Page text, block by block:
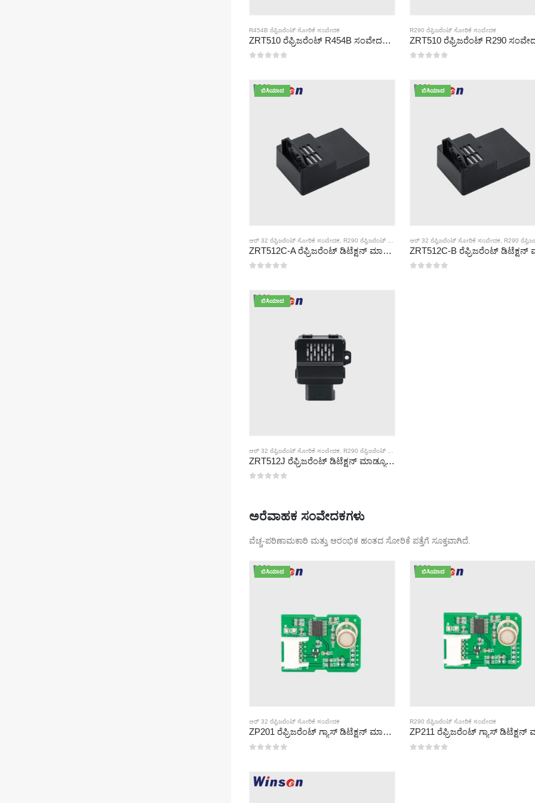
R454B ರೆಫ್ರಿಜರೆಂಟ್ ಸೋರಿಕೆ ಸಂವೇದಕ
ZRT510 ರೆಫ್ರಿಜರೆಂಟ್ R454B ಸಂವೇದಕ ಮಾಡ್ಯೂಲ್-ಹೆಚ್ಚಿನ ಕಾರ್ಯಕ್ಷಮತೆಯ NDIR ರೆಫ್ರಿಜರೆಂಟ್ ಸಂವೇದಕ
R290 ರೆಫ್ರಿಜರೆಂಟ್ ಸೋರಿಕೆ ಸಂವೇದಕ
ಬಿಸಿಯಾದ
ಆರ್ 32 ರೆಫ್ರಿಜರೆಂಟ್ ಸೋರಿಕೆ ಸಂವೇದಕ R290 ರೆಫ್ರಿಜರೆಂಟ್ ಸೋರಿಕೆ ಸಂವೇದಕ ,R454B ರೆಫ್ರಿಜರೆಂಟ್ ಸೋರಿಕೆ ಸಂವೇದಕ
ZRT512C-A ರೆಫ್ರಿಜರೆಂಟ್ ಡಿಟೆಕ್ಷನ್ ಮಾಡ್ಯೂಲ್ | R32, R454B, R290 | ಗಾಗಿ NDIR ಅನಿಲ ಸಂವೇದಕ ವಿಶಾಲ ವೋಲ್ಟೇಜ್ ವಿದ್ಯುತ್ ಸರಬರಾಜು
ಬಿಸಿಯಾದ
ಆರ್ 32 ರೆಫ್ರಿಜರೆಂಟ್ ಸೋರಿಕೆ ಸಂವೇದಕ R290 ರೆಫ್ರಿಜರೆಂಟ್
ಬಿಸಿಯಾದ
ಆರ್ 32 ರೆಫ್ರಿಜರೆಂಟ್ ಸೋರಿಕೆ ಸಂವೇದಕ R290 ರೆಫ್ರಿಜರೆಂಟ್ ಸೋರಿಕೆ ಸಂವೇದಕ
ZRT512J ರೆಫ್ರಿಜರೆಂಟ್ ಡಿಟೆಕ್ಷನ್ ಮಾಡ್ಯೂಲ್ | R32, R454B, R290 | ಗಾಗಿ NDIR ಅನಿಲ ಸಂವೇದಕ RS485 ಸಂವಹನ
ಅರೆವಾಹಕ ಸಂವೇದಕಗಳು
ವೆಚ್ಚ-ಪರಿಣಾಮಕಾರಿ ಮತ್ತು ಆರಂಭಿಕ ಹಂತದ ಸೋರಿಕೆ ಪತ್ತೆಗೆ ಸೂಕ್ತವಾಗಿದೆ.
ಬಿಸಿಯಾದ
ಆರ್ 32 ರೆಫ್ರಿಜರೆಂಟ್ ಸೋರಿಕೆ ಸಂವೇದಕ
ZP201 ರೆಫ್ರಿಜರೆಂಟ್ ಗ್ಯಾಸ್ ಡಿಟೆಕ್ಷನ್ ಮಾಡ್ಯೂಲ್ | ಹೈ-ಸೆನ್ಸಿಟಿವಿಟಿ ಆರ್ 32 ಸೋರಿಕೆ ಸಂವೇದಕ
ಬಿಸಿಯಾದ
R290 ರೆಫ್ರಿಜರೆಂಟ್ ಸೋರಿಕೆ ಸಂವೇದಕ